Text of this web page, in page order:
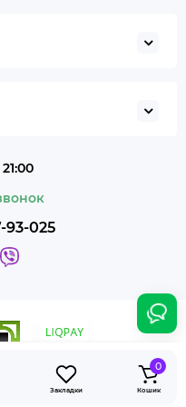
Закладки
0
Кошик
93-025
2026